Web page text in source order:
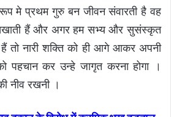
रूप मे प्रथम गुरु बन जीवन संवारती है वह
हैं और अगर हम सभ्य और सुसंस्कृत
तो नारी शक्ति को ही आगे आकर अपनी
पहचान कर उन्हे जागृत करना होगा ।
नीव रखनी ।